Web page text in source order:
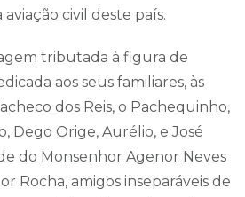
civil deste país.
tributada à figura de
aos seus familiares, às
dos Reis, o Pachequinho,
Dego Orige, Aurélio, e José
do Monsenhor Agenor Neves
Rocha, amigos inseparáveis de